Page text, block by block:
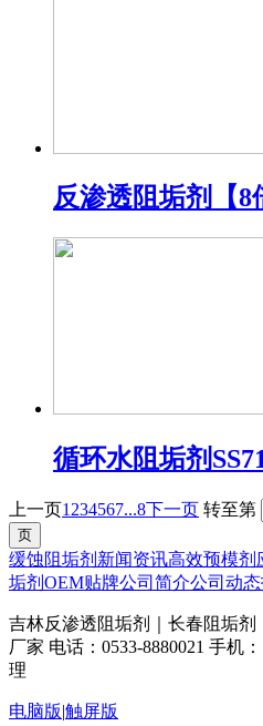
反渗透阻垢剂【8
循环水阻垢剂
上一页1 234567...8下一页 转至第
缓蚀阻垢剂 新闻资讯高效预模剂
垢剂 OEM贴牌公司简介公司动态
吉林反渗透阻垢剂｜长春阻垢剂
厂家 电话：0533-8880021 手机
理
电脑版|触屏版